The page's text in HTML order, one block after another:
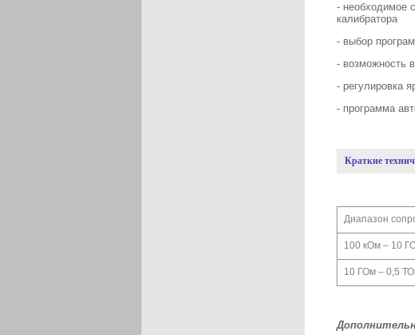
- необходимое
калибратора
- выбор
- возможность
- регулировка
- программа
Краткие
Диапазон
100 кОм – 10
10 ГОм – 0,5